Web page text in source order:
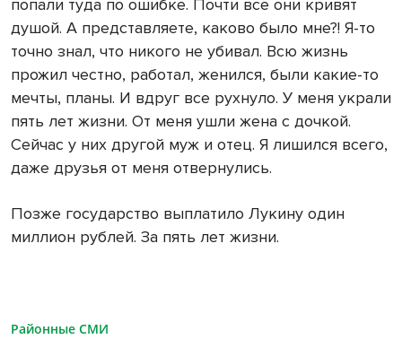
попали туда по ошибке. Почти все они кривят
душой. А представляете, каково было мне?! Я-то
точно знал, что никого не убивал. Всю жизнь
прожил честно, работал, женился, были какие-то
мечты, планы. И вдруг все рухнуло. У меня украли
пять лет жизни. От меня ушли жена с дочкой.
Сейчас у них другой муж и отец. Я лишился всего,
даже друзья от меня отвернулись.
Позже государство выплатило Лукину один
миллион рублей. За пять лет жизни.
Районные СМИ